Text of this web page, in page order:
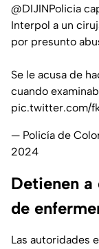
@DIJINPolicia
Interpol a un
por presunto
Se le acusa de
cuando
pic.twitter.com/
— Policía de
2024
Detienen
de
Las autoridades